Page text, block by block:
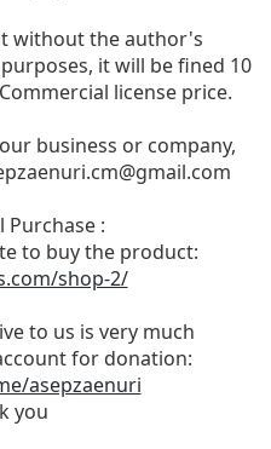
without the author's
it will be fined 10
license price.
business or company,
Purchase :
to buy the product:
shop-2/
to us is very much
for donation:
asepzaenuri
you